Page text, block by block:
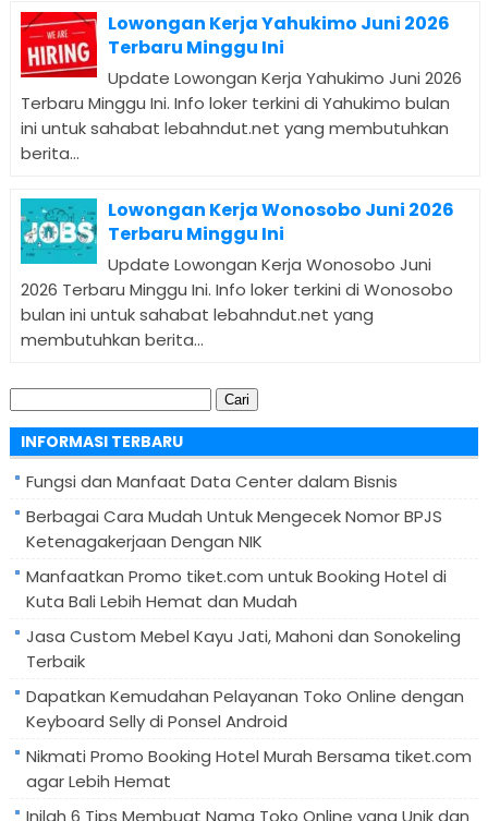
Lowongan Kerja Yahukimo Juni 2026
Terbaru Minggu Ini
Update Lowongan Kerja Yahukimo Juni 2026
Terbaru Minggu Ini. Info loker terkini di Yahukimo bulan
ini untuk sahabat lebahndut.net yang membutuhkan
berita...
Lowongan Kerja Wonosobo Juni 2026
Terbaru Minggu Ini
Update Lowongan Kerja Wonosobo Juni
2026 Terbaru Minggu Ini. Info loker terkini di Wonosobo
bulan ini untuk sahabat lebahndut.net yang
membutuhkan berita...
Cari
untuk:
INFORMASI TERBARU
Fungsi dan Manfaat Data Center dalam Bisnis
Berbagai Cara Mudah Untuk Mengecek Nomor BPJS
Ketenagakerjaan Dengan NIK
Manfaatkan Promo tiket.com untuk Booking Hotel di
Kuta Bali Lebih Hemat dan Mudah
Jasa Custom Mebel Kayu Jati, Mahoni dan Sonokeling
Terbaik
Dapatkan Kemudahan Pelayanan Toko Online dengan
Keyboard Selly di Ponsel Android
Nikmati Promo Booking Hotel Murah Bersama tiket.com
agar Lebih Hemat
Inilah 6 Tips Membuat Nama Toko Online yang Unik dan